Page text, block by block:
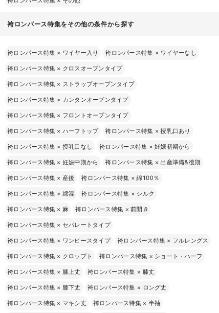
袴ロンパース特集をその他の条件から探す
袴ロンパース特集 × ワイヤー入り 袴ロンパース特集 × ワイヤーなし
袴ロンパース特集 × クロスオープンタイプ
袴ロンパース特集 × ストラップオープンタイプ
袴ロンパース特集 × カンタンオープンタイプ
袴ロンパース特集 × フロントオープンタイプ
袴ロンパース特集 × ハーフトップ 袴ロンパース特集 ×授乳口あり
袴ロンパース特集 × 授乳口なし 袴ロンパース特集 ×妊娠初期から
袴ロンパース特集 × 妊娠中期から 袴ロンパース特集 ×出産準備&後期
袴ロンパース特集 × 産後 袴ロンパース特集 ×綿100％
袴ロンパース特集 × 綿混 袴ロンパース特集 × シルク
袴ロンパース特集 × 麻 袴ロンパース特集 ×前開き
袴ロンパース特集 × セパレートタイプ
袴ロンパース特集 × ワンピースタイプ 袴ロンパース特集 × フルレングス
袴ロンパース特集 × クロップト 袴ロンパース特集 × ショート・ハーフ
袴ロンパース特集 × 膝上丈 袴ロンパース特集 × 膝丈
袴ロンパース特集 × 膝下丈 袴ロンパース特集 × ロング丈
袴ロンパース特集 × マキシ丈 袴ロンパース特集 × 半袖